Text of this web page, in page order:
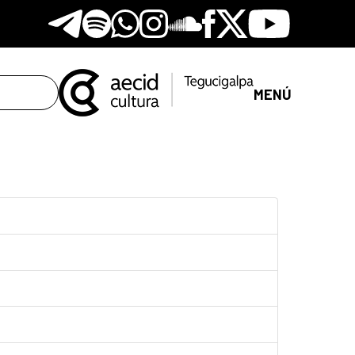
Telegram
SpotifyWhatsapp
Instagram
Soundclore
Facebook
X Youtube
MENÚ